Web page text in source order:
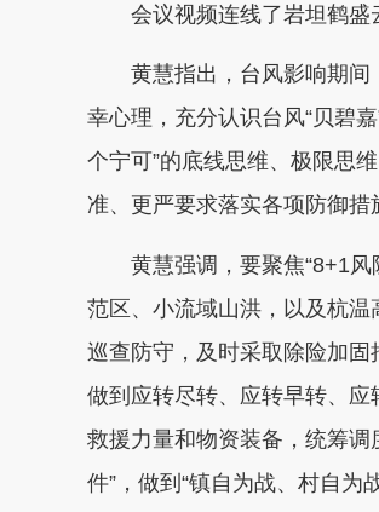
会议视频连线了岩坦鹤盛
黄慧指出，台风影响期
幸心理，充分认识台风“贝碧
个宁可”的底线思维、极限思
准、更严要求落实各项防御措
黄慧强调，要聚焦“8+1
范区、小流域山洪，以及杭
巡查防守，及时采取除险加
做到应转尽转、应转早转、
救援力量和物资装备，统筹
件”，做到“镇自为战、村自为